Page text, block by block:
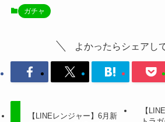
ガチャ
よかったらシェアし
【LINEレンジャー】6月新
【